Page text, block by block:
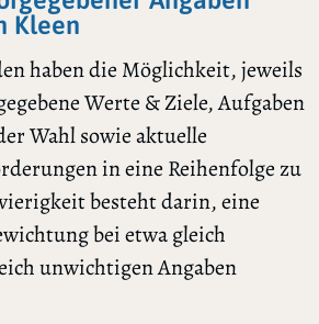
Kleen
haben die Möglichkeit, jeweils
Werte & Ziele, Aufgaben
Wahl sowie aktuelle
in eine Reihenfolge zu
besteht darin, eine
bei etwa gleich
unwichtigen Angaben